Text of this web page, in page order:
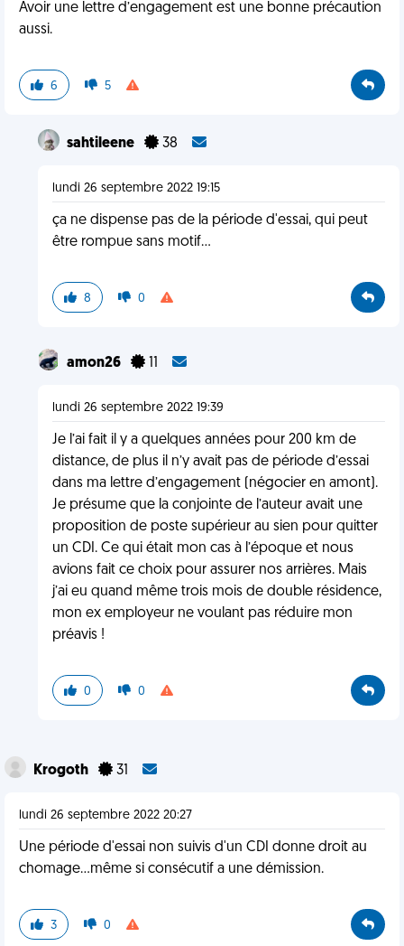
Avoir une lettre d’engagement est une bonne précaution
aussi.
6 5
sahtileene 38
lundi 26 septembre 2022 19:15
ça ne dispense pas de la période d'essai, qui peut
être rompue sans motif...
8 0
amon26 11
lundi 26 septembre 2022 19:39
Je l’ai fait il y a quelques années pour 200 km de
distance, de plus il n’y avait pas de période d’essai
dans ma lettre d’engagement (négocier en amont).
Je présume que la conjointe de l’auteur avait une
proposition de poste supérieur au sien pour quitter
un CDI. Ce qui était mon cas à l’époque et nous
avions fait ce choix pour assurer nos arrières. Mais
j’ai eu quand même trois mois de double résidence,
mon ex employeur ne voulant pas réduire mon
préavis !
0 0
Krogoth 31
lundi 26 septembre 2022 20:27
Une période d'essai non suivis d'un CDI donne droit au
chomage...même si consécutif a une démission.
3 0